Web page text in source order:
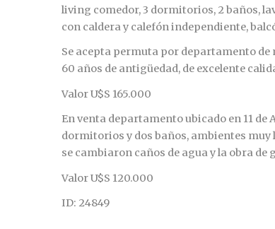
living comedor, 3 dormitorios, 2 baños,
con caldera y calefón independiente,
Se acepta permuta por departamento
60 años de antigüedad, de excelente
Valor U$S 165.000
En venta departamento ubicado en 11
dormitorios y dos baños, ambientes
se cambiaron caños de agua y la obra de
Valor U$S 120.000
ID: 24849